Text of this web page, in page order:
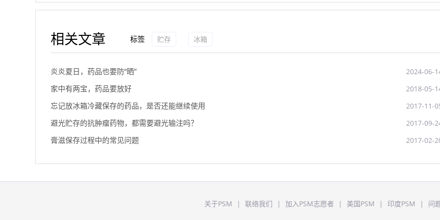
相关文章 标签 贮存 冰箱
炎炎夏日，药品也要防“晒” 2024-06-
家中有两宝，药品要放好 2018-05-
忘记放冰箱冷藏保存的药品，是否还能继续使用 2017-11-
避光贮存的抗肿瘤药物，都需要避光输注吗？ 2017-09-
膏滋保存过程中的常见问题 2017-02-
关于PSM | 联络我们 | 加入PSM志愿者 | 美国PSM | 印度PSM | 问